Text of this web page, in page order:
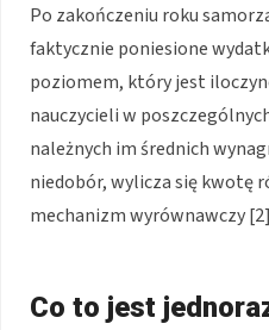
Po zakończeniu roku
faktycznie poniesione
poziomem, który jest
nauczycieli w
należnych im średnich
niedobór, wylicza się kwotę
mechanizm wyrównawczy
Co to jest